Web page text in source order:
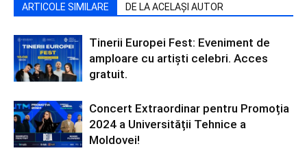
ARTICOLE SIMILARE DE LA ACELAȘI AUTOR
Tinerii Europei Fest: Eveniment de
amploare cu artiști celebri. Acces
gratuit.
Concert Extraordinar pentru Promoția
2024 a Universității Tehnice a
Moldovei!